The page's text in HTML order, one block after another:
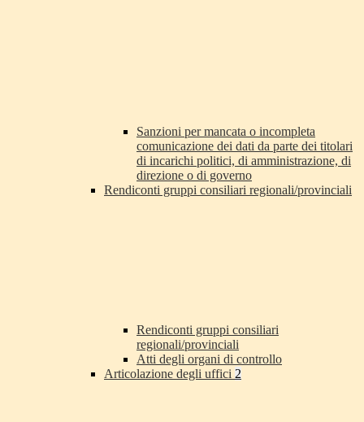
Sanzioni per mancata o incompleta
comunicazione dei dati da parte dei titolari
di incarichi politici, di amministrazione, di
direzione o di governo
Rendiconti gruppi consiliari regionali/provinciali
Rendiconti gruppi consiliari
regionali/provinciali
Atti degli organi di controllo
Articolazione degli uffici 2